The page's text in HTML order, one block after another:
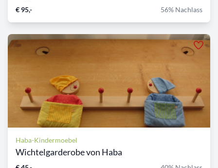
€ 95,- 56% Nachlass
Haba-Kindermoebel
Wichtelgarderobe von Haba